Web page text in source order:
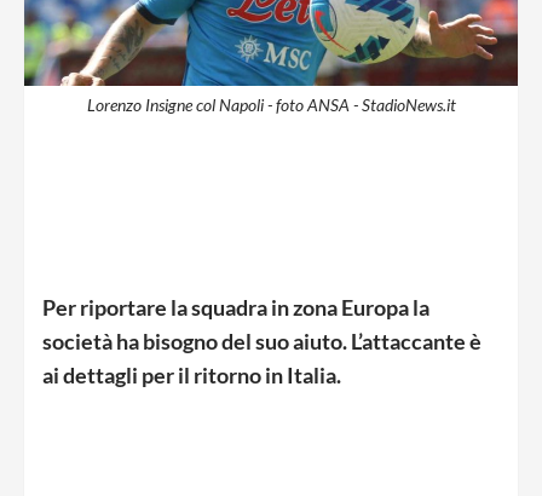
Lorenzo Insigne col Napoli - foto ANSA - StadioNews.it
Per riportare la squadra in zona Europa la
società ha bisogno del suo aiuto. L’attaccante è
ai dettagli per il ritorno in Italia.